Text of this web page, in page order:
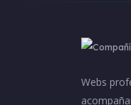
Webs